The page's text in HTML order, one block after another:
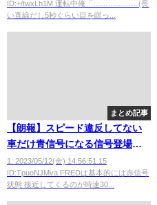
ID:+/twxLh1M 運転中俺「………………(長
い直線だし5秒ぐらい目を瞑っ...
まとめ記事
【朗報】スピード違反してない
車だけ青信号になる信号登場ｗ
ｗｗｗｗ
1: 2023/05/12(金) 14:56:51.15
ID:TpuoNJMva FREDは基本的には赤信号
状態 接近してくるのが時速30...